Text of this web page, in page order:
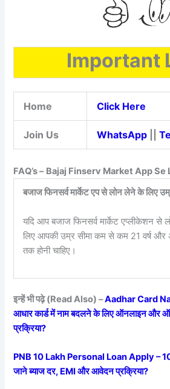
Important
Home Click Here
Join Us WhatsApp ||
FAQ’s – Bajaj Finserv Market App Se
बजाज फिनसर्व मार्केट एप से लोन लेने के लिए
यदि आप बजाज फिनसर्व मार्केट एप्लीकेशन से
लिए आपकी उम्र सीमा कम से कम 21 वर्ष
तक होनी चाहिए।
इन्हें भी पढ़े (Read Also) –Aadhar Card
आधार कार्ड में नाम बदलने के लिए ऑनलाइन और
प्रक्रिया?
PNB 10 Lakh Personal Loan Apply – 10
जाने ब्याज दर, EMI और आवेदन प्रक्रिया?